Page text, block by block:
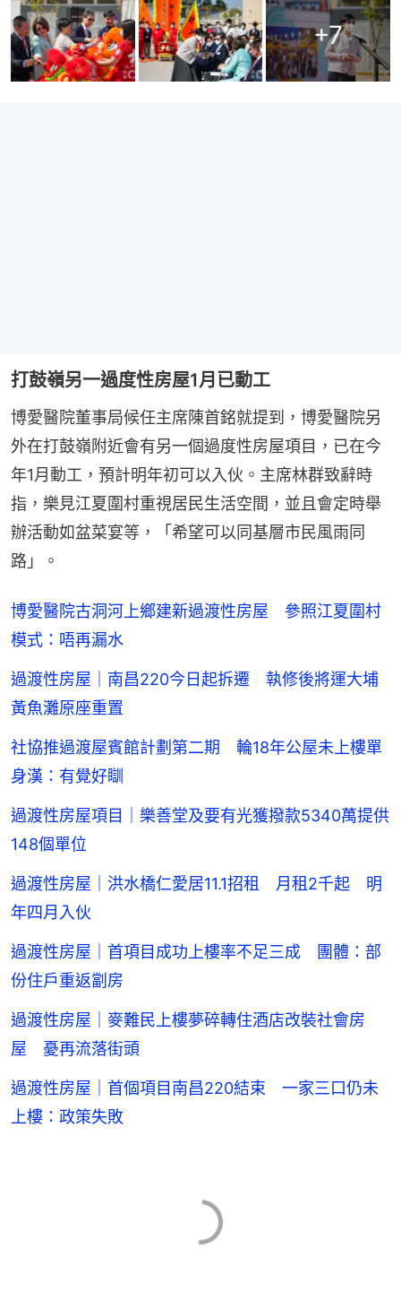
+7
打鼓嶺另一過度性房屋1月已動工
博愛醫院董事局候任主席陳首銘就提到，博愛醫院另
外在打鼓嶺附近會有另一個過度性房屋項目，已在今
年1月動工，預計明年初可以入伙。主席林群致辭時
指，樂見江夏圍村重視居民生活空間，並且會定時舉
辦活動如盆菜宴等，「希望可以同基層市民風雨同
路」。
博愛醫院古洞河上鄉建新過渡性房屋 參照江夏圍村
模式：唔再漏水
過渡性房屋｜南昌220今日起拆遷 執修後將運大埔
黃魚灘原座重置
社協推過渡屋賓館計劃第二期 輪18年公屋未上樓單
身漢：有覺好瞓
過渡性房屋項目｜樂善堂及要有光獲撥款5340萬提供
148個單位
過渡性房屋｜洪水橋仁愛居11.1招租 月租2千起 明
年四月入伙
過渡性房屋｜首項目成功上樓率不足三成 團體：部
份住戶重返劏房
過渡性房屋｜麥難民上樓夢碎轉住酒店改裝社會房
屋 憂再流落街頭
過渡性房屋｜首個項目南昌220結束 一家三口仍未
上樓：政策失敗